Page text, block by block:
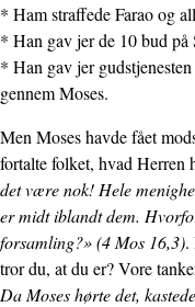
* Ham straffede Farao og
* Han gav jer de 10 bud på
* Han gav jer
gennem Moses.
Men Moses havde fået
fortalte folket, hvad Herren
det være nok! Hele
er midt iblandt dem.
forsamling?» (4 Mos 16,3).
tror du, at du er? Vore
Da Moses hørte det,